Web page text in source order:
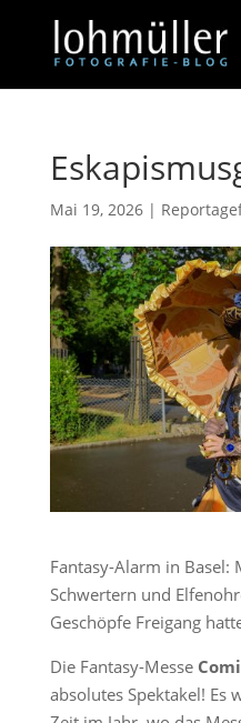
Mai 19, 2026|
Fantasy-Alarm in Basel:
Schwertern und
Geschöpfe Freigang
Die Fantasy-Messe
absolutes Spektakel! Es